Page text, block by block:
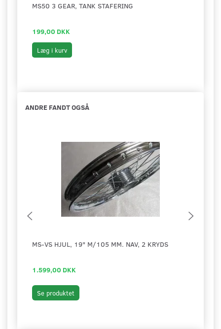
MS50 3 GEAR, TANK STAFERING
199,00 DKK
Læg i kurv
ANDRE FANDT OGSÅ
MS-VS HJUL, 19" M/105 MM. NAV, 2 KRYDS
1.599,00 DKK
Se produktet